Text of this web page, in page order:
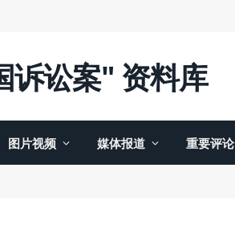
诉讼案" 资料库
图片视频 媒体报道 重要评论